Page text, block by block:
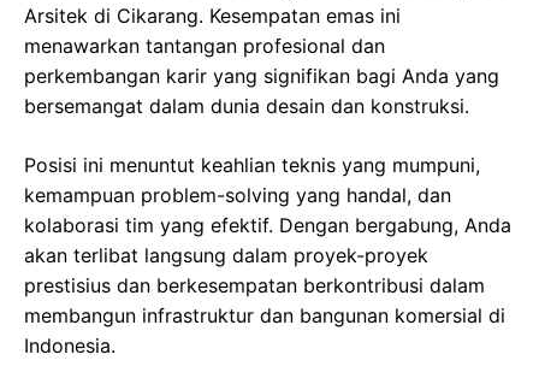
Arsitek di Cikarang. Kesempatan emas ini
menawarkan tantangan profesional dan
perkembangan karir yang signifikan bagi Anda yang
bersemangat dalam dunia desain dan konstruksi.
Posisi ini menuntut keahlian teknis yang mumpuni,
kemampuan problem-solving yang handal, dan
kolaborasi tim yang efektif. Dengan bergabung, Anda
akan terlibat langsung dalam proyek-proyek
prestisius dan berkesempatan berkontribusi dalam
membangun infrastruktur dan bangunan komersial di
Indonesia.